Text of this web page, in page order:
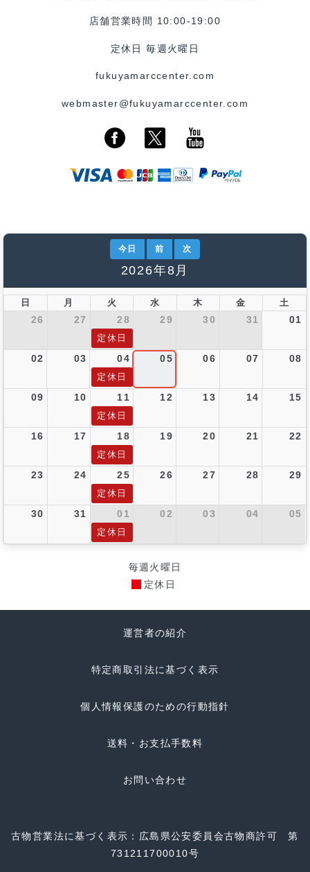
店舗営業時間 10:00-19:00
定休日 毎週火曜日
fukuyamarccenter.com
webmaster@fukuyamarccenter.com
今日 前 次
2026年8月
日 月 火 水 木 金 土
26 27 28 29 30 31 01
定休日
02 03 04 05 06 07 08
定休日
09 10 11 12 13 14 15
定休日
16 17 18 19 20 21 22
定休日
23 24 25 26 27 28 29
定休日
30 31 01 02 03 04 05
定休日
毎週火曜日
定休日
運営者の紹介
特定商取引法に基づく表示
個人情報保護のための行動指針
送料・お支払手数料
お問い合わせ
古物営業法に基づく表示：広島県公安委員会古物商許可 第
731211700010号